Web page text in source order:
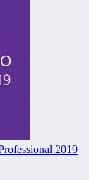
2019